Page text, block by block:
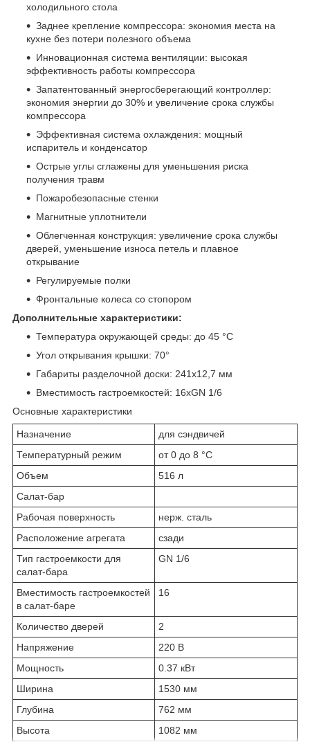
холодильного стола
Заднее крепление компрессора: экономия места на
кухне без потери полезного объема
Инновационная система вентиляции: высокая
эффективность работы компрессора
Запатентованный энергосберегающий контроллер:
экономия энергии до 30% и увеличение срока службы
компрессора
Эффективная система охлаждения: мощный
испаритель и конденсатор
Острые углы сглажены для уменьшения риска
получения травм
Пожаробезопасные стенки
Магнитные уплотнители
Облегченная конструкция: увеличение срока службы
дверей, уменьшение износа петель и плавное
открывание
Регулируемые полки
Фронтальные колеса со стопором
Дополнительные характеристики:
Температура окружающей среды: до 45 °С
Угол открывания крышки: 70°
Габариты разделочной доски: 241х12,7 мм
Вместимость гастроемкостей: 16хGN 1/6
Основные характеристики
Назначение
для сэндвичей
Температурный режим
от 0 до 8 °С
Объем
516 л
Салат-бар
Рабочая поверхность
нерж. сталь
Расположение агрегата
сзади
Тип гастроемкости для
салат-бара
GN 1/6
Вместимость гастроемкостей
в салат-баре
16
Количество дверей
2
Напряжение
220 В
Мощность
0.37 кВт
Ширина
1530 мм
Глубина
762 мм
Высота
1082 мм